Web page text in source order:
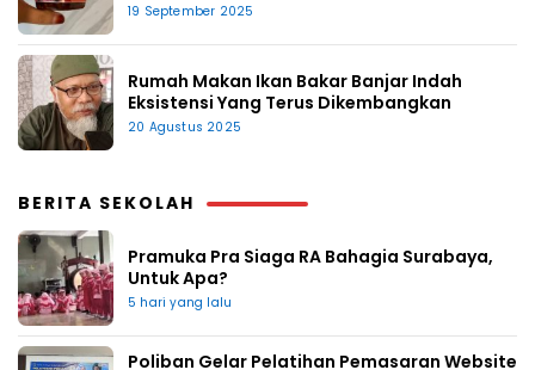
19 September 2025
Rumah Makan Ikan Bakar Banjar Indah
Eksistensi Yang Terus Dikembangkan
20 Agustus 2025
BERITA SEKOLAH
Pramuka Pra Siaga RA Bahagia Surabaya,
Untuk Apa?
5 hari yang lalu
Poliban Gelar Pelatihan Pemasaran Website